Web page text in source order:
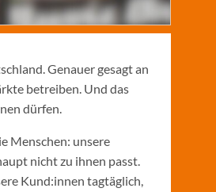
Genauer gesagt an
betreiben. Und das
dürfen.
Menschen: unsere
nicht zu ihnen passt.
Kund:innen tagtäglich,